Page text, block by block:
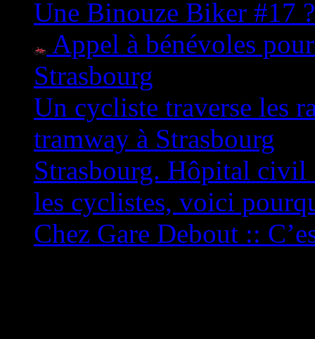
Une Binouze Biker #17
Appel à bénévoles
Strasbourg
Un cycliste traverse les
tramway à Strasbourg
Strasbourg. Hôpital civil
les cyclistes, voici
Chez Gare Debout ::